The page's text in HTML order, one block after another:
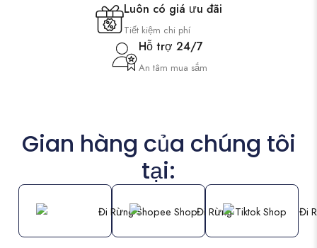
Luôn có giá ưu đãi
Tiết kiệm chi phí
Hỗ trợ 24/7
An tâm mua sắm
Gian hàng của chúng tôi
tại: